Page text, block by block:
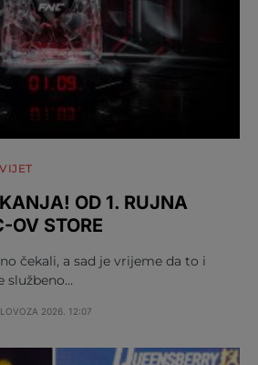
OD 1. RUJNA
OV STORE
čekali, a sad je vrijeme da to i
službeno…
2026. 12:07